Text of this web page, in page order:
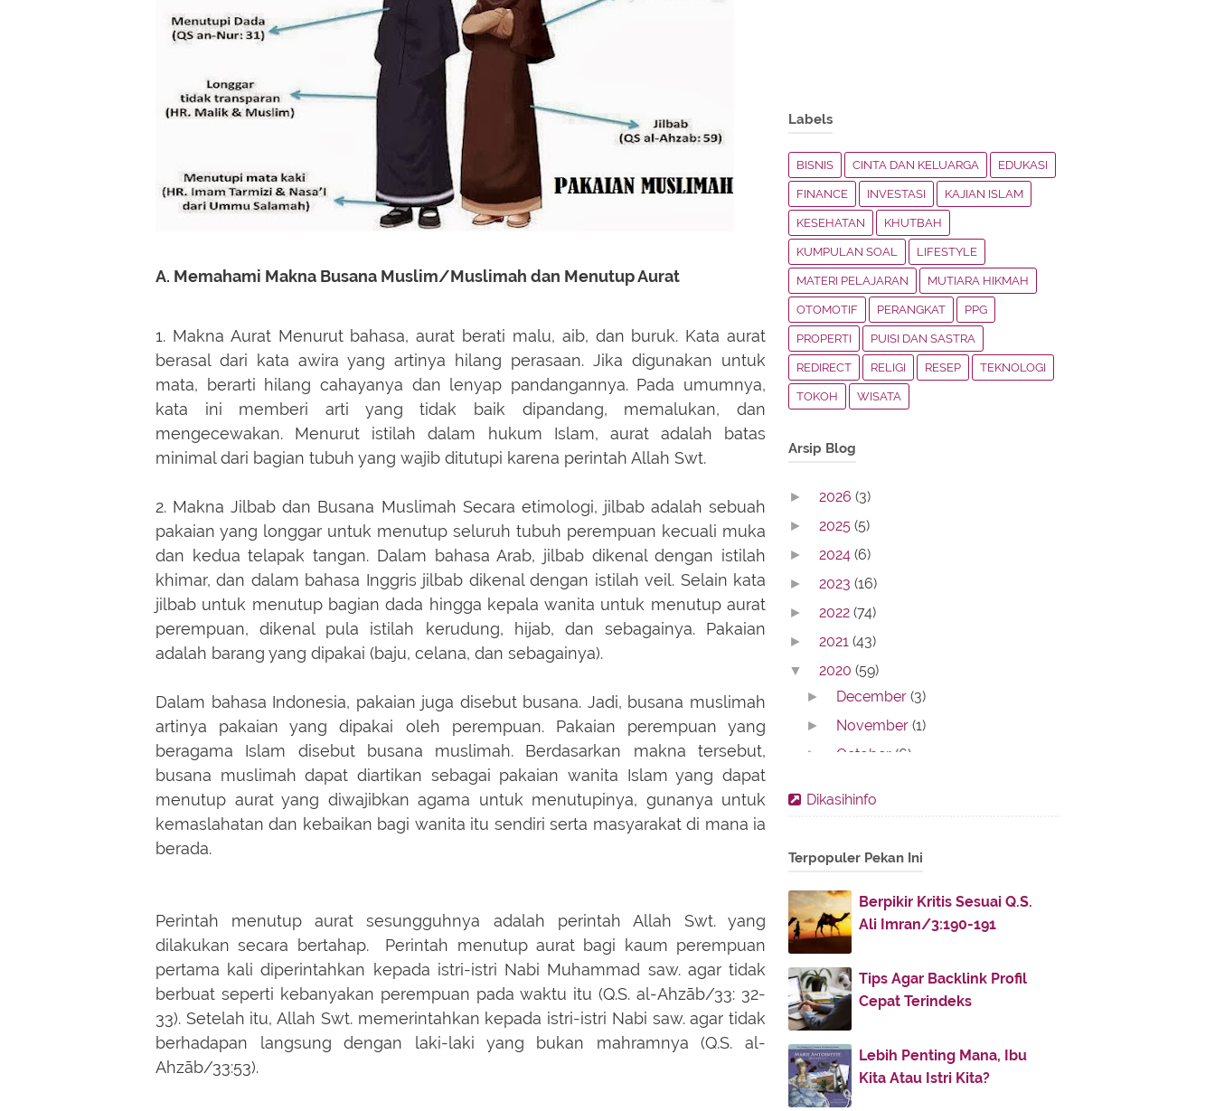
A. Memahami Makna Busana Muslim/Muslimah dan Menutup Aurat
1. Makna Aurat Menurut bahasa, aurat berati malu, aib, dan buruk. Kata aurat
berasal dari kata awira yang artinya hilang perasaan. Jika digunakan untuk
mata, berarti hilang cahayanya dan lenyap pandangannya. Pada umumnya,
kata ini memberi arti yang tidak baik dipandang, memalukan, dan
mengecewakan. Menurut istilah dalam hukum Islam, aurat adalah batas
minimal dari bagian tubuh yang wajib ditutupi karena perintah Allah Swt.
2. Makna Jilbab dan Busana Muslimah Secara etimologi, jilbab adalah sebuah
pakaian yang longgar untuk menutup seluruh tubuh perempuan kecuali muka
dan kedua telapak tangan. Dalam bahasa Arab, jilbab dikenal dengan istilah
khimar, dan dalam bahasa Inggris jilbab dikenal dengan istilah veil. Selain kata
jilbab untuk menutup bagian dada hingga kepala wanita untuk menutup aurat
perempuan, dikenal pula istilah kerudung, hijab, dan sebagainya. Pakaian
adalah barang yang dipakai (baju, celana, dan sebagainya).
Dalam bahasa Indonesia, pakaian juga disebut busana. Jadi, busana muslimah
artinya pakaian yang dipakai oleh perempuan. Pakaian perempuan yang
beragama Islam disebut busana muslimah. Berdasarkan makna tersebut,
busana muslimah dapat diartikan sebagai pakaian wanita Islam yang dapat
menutup aurat yang diwajibkan agama untuk menutupinya, gunanya untuk
kemaslahatan dan kebaikan bagi wanita itu sendiri serta masyarakat di mana ia
berada.
Perintah menutup aurat sesungguhnya adalah perintah Allah Swt. yang
dilakukan secara bertahap. Perintah menutup aurat bagi kaum perempuan
pertama kali diperintahkan kepada istri-istri Nabi Muhammad saw. agar tidak
berbuat seperti kebanyakan perempuan pada waktu itu (Q.S. al-Ahzāb/33: 32-
33). Setelah itu, Allah Swt. memerintahkan kepada istri-istri Nabi saw. agar tidak
berhadapan langsung dengan laki-laki yang bukan mahramnya (Q.S. al-
Ahzāb/33:53).
Labels
BISNIS CINTA DAN KELUARGA EDUKASI
FINANCE INVESTASI KAJIAN ISLAM
KESEHATAN KHUTBAH
KUMPULAN SOAL LIFESTYLE
MATERI PELAJARAN MUTIARA HIKMAH
OTOMOTIF PERANGKAT PPG
PROPERTI PUISI DAN SASTRA
REDIRECT RELIGI RESEP TEKNOLOGI
TOKOH WISATA
Arsip Blog
► 2026 (3)
► 2025 (5)
► 2024 (6)
► 2023 (16)
► 2022 (74)
► 2021 (43)
▼ 2020 (59)
► December(3)
► November(1)
► October (6)
Berpikir Kritis Sesuai Q.S. Ali
Imran/3:190-191
Bersikap Demokratis Sesuai QS. Al-
Imran: 159
Ayat Al-Qur'an tentang Etos Kerja
Ayat Al-Qur'an tentang Kompetisi
dalam Kebaikan
Meniti Hidup dengan Kemuliaan
Berpakaian Secara Islami
Iman Kepada Allah (3) : Asma'ul
Dikasihinfo
Terpopuler Pekan Ini
Berpikir Kritis Sesuai Q.S.
Ali Imran/3:190-191
Tips Agar Backlink Profil
Cepat Terindeks
Lebih Penting Mana, Ibu
Kita Atau Istri Kita?